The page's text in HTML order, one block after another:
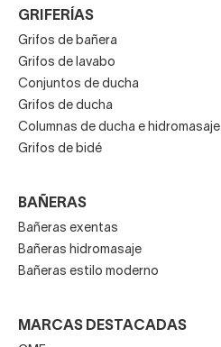
GRIFERÍAS
Grifos de bañera
Grifos de lavabo
Conjuntos de ducha
Grifos de ducha
Columnas de ducha e hidromasaje
Grifos de bidé
BAÑERAS
Bañeras exentas
Bañeras hidromasaje
Bañeras estilo moderno
MARCAS DESTACADAS